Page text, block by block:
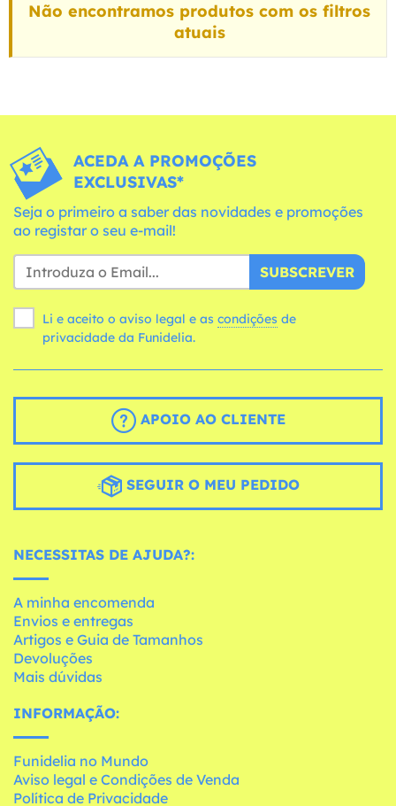
Não encontramos produtos com os filtros
atuais
ACEDA A PROMOÇÕES
EXCLUSIVAS*
Seja o primeiro a saber das novidades e promoções
ao registar o seu e-mail!
SUBSCREVER
Li e aceito o aviso legal e as condições
privacidade da Funidelia.
APOIO AO CLIENTE
SEGUIR O MEU PEDIDO
NECESSITAS DE AJUDA?:
A minha encomenda
Envios e entregas
Artigos e Guia de Tamanhos
Devoluções
Mais dúvidas
INFORMAÇÃO:
Funidelia no Mundo
Aviso legal e Condições de Venda
Política de Privacidade